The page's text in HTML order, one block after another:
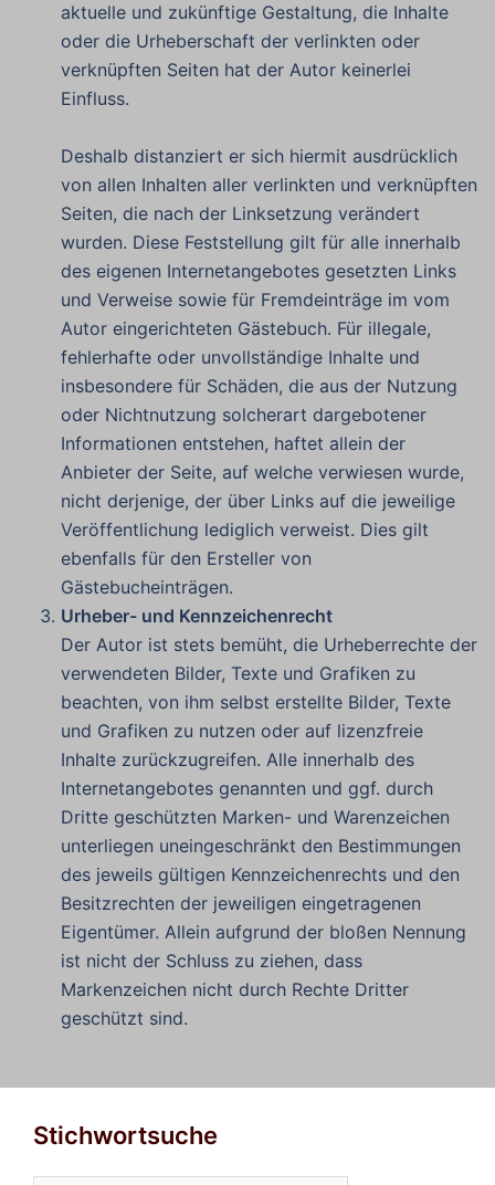
aktuelle und zukünftige Gestaltung, die Inhalte
oder die Urheberschaft der verlinkten oder
verknüpften Seiten hat der Autor keinerlei
Einfluss.
Deshalb distanziert er sich hiermit ausdrücklich
von allen Inhalten aller verlinkten und verknüpften
Seiten, die nach der Linksetzung verändert
wurden. Diese Feststellung gilt für alle innerhalb
des eigenen Internetangebotes gesetzten Links
und Verweise sowie für Fremdeinträge im vom
Autor eingerichteten Gästebuch. Für illegale,
fehlerhafte oder unvollständige Inhalte und
insbesondere für Schäden, die aus der Nutzung
oder Nichtnutzung solcherart dargebotener
Informationen entstehen, haftet allein der
Anbieter der Seite, auf welche verwiesen wurde,
nicht derjenige, der über Links auf die jeweilige
Veröffentlichung lediglich verweist. Dies gilt
ebenfalls für den Ersteller von
Gästebucheinträgen.
Urheber- und Kennzeichenrecht
Der Autor ist stets bemüht, die Urheberrechte der
verwendeten Bilder, Texte und Grafiken zu
beachten, von ihm selbst erstellte Bilder, Texte
und Grafiken zu nutzen oder auf lizenzfreie
Inhalte zurückzugreifen. Alle innerhalb des
Internetangebotes genannten und ggf. durch
Dritte geschützten Marken- und Warenzeichen
unterliegen uneingeschränkt den Bestimmungen
des jeweils gültigen Kennzeichenrechts und den
Besitzrechten der jeweiligen eingetragenen
Eigentümer. Allein aufgrund der bloßen Nennung
ist nicht der Schluss zu ziehen, dass
Markenzeichen nicht durch Rechte Dritter
geschützt sind.
Stichwortsuche